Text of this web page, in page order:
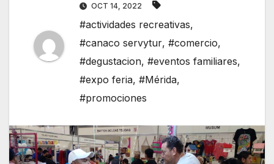
OCT 14, 2022
#actividades recreativas,
#canaco servytur, #comercio,
#degustacion, #eventos familiares,
#expo feria, #Mérida,
#promociones